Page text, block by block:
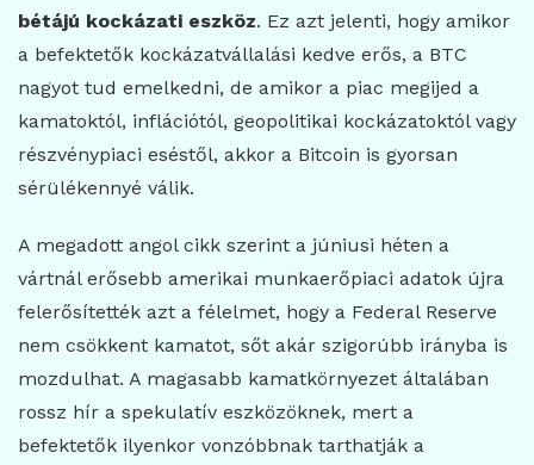
bétájú kockázati eszköz. Ez azt jelenti, hogy amikor
a befektetők kockázatvállalási kedve erős, a BTC
nagyot tud emelkedni, de amikor a piac megijed a
kamatoktól, inflációtól, geopolitikai kockázatoktól vagy
részvénypiaci eséstől, akkor a Bitcoin is gyorsan
sérülékennyé válik.
A megadott angol cikk szerint a júniusi héten a
vártnál erősebb amerikai munkaerőpiaci adatok újra
felerősítették azt a félelmet, hogy a Federal Reserve
nem csökkent kamatot, sőt akár szigorúbb irányba is
mozdulhat. A magasabb kamatkörnyezet általában
rossz hír a spekulatív eszközöknek, mert a
befektetők ilyenkor vonzóbbnak tarthatják a